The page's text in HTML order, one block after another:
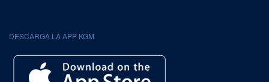
DESCARGA LA APP KGM